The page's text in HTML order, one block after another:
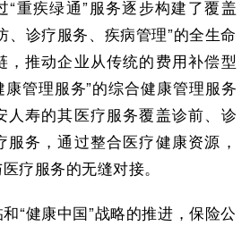
“重疾绿通”服务逐步构建了覆盖
、诊疗服务、疾病管理”的全生命
，推动企业从传统的费用补偿型
管理服务”的综合健康管理服务
人寿的其医疗服务覆盖诊前、诊
务，通过整合医疗健康资源，
疗服务的无缝对接。
“健康中国”战略的推进，保险公